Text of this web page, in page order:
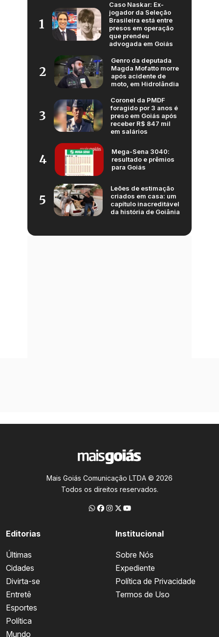
1
Caso Naskar: Ex-
jogador da Seleção
Brasileira está entre
presos em operação
que prendeu
advogada em Goiás
2
Genro da deputada
Magda Mofatto morre
após acidente de
moto, em Hidrolândia
3
Coronel da PMDF
foragido por 3 anos é
preso em Goiás após
receber R$ 847 mil
em salários
4
Mega-Sena 3040:
resultado e prêmios
para Goiás
5
Leões de estimação
criados em casa: um
capítulo inacreditável
da história de Goiânia
Mais Goiás Comunicação LTDA © 2026
Todos os direitos reservados.
Editorias
Últimas
Cidades
Divirta-se
Entretê
Esportes
Política
Mundo
Institucional
Sobre Nós
Expediente
Política de Privacidade
Termos de Uso